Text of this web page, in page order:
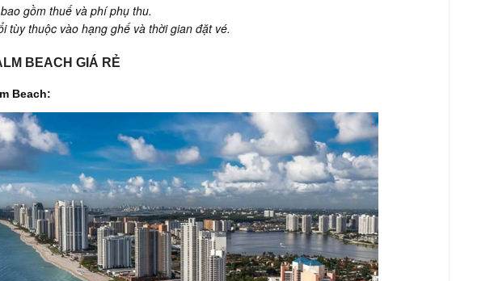
gồm thuế và phí phụ thu.
tùy thuộc vào hạng ghế và thời gian đặt vé.
BEACH GIÁ RẺ
Beach: